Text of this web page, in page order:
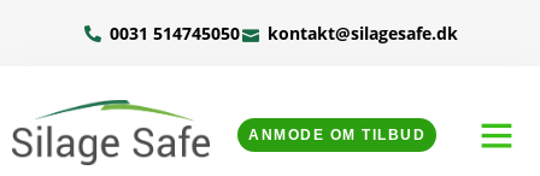
0031 514745050 kontakt@silagesafe.dk
ANMODE OM TILBUD